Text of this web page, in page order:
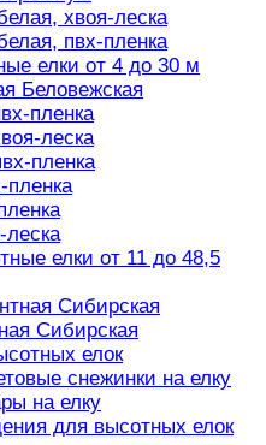
хвоя-леска
пвх-пленка
елки от 4 до 30 м
Беловежская
пленка
леска
пленка
пленка
леска
елки от 11 до 48,5
Сибирская
Сибирская
елок
снежинки на елку
на елку
для высотных елок